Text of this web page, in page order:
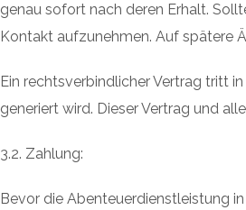
genau sofort nach deren Erhalt.
Kontakt aufzunehmen. Auf spätere
Ein rechtsverbindlicher Vertrag tritt
generiert wird. Dieser Vertrag und
3.2. Zahlung:
Bevor die Abenteuerdienstleistung